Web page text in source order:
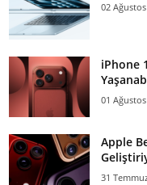
02
iPhone
01
Apple
31